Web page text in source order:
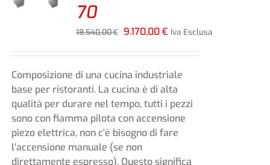
70
18.540,00€
Il
era:
18.540,00 €.
9.170,00€Il
è:
9.170,00 €.
Iva Esclusa
Composizione di una cucina industriale
base per ristoranti. La cucina è di alta
qualità per durare nel tempo, tutti i pezzi
sono con fiamma pilota con accensione
piezo elettrica, non c'è bisogno di fare
l'accensione manuale (se non
direttamente espresso). Questo significa